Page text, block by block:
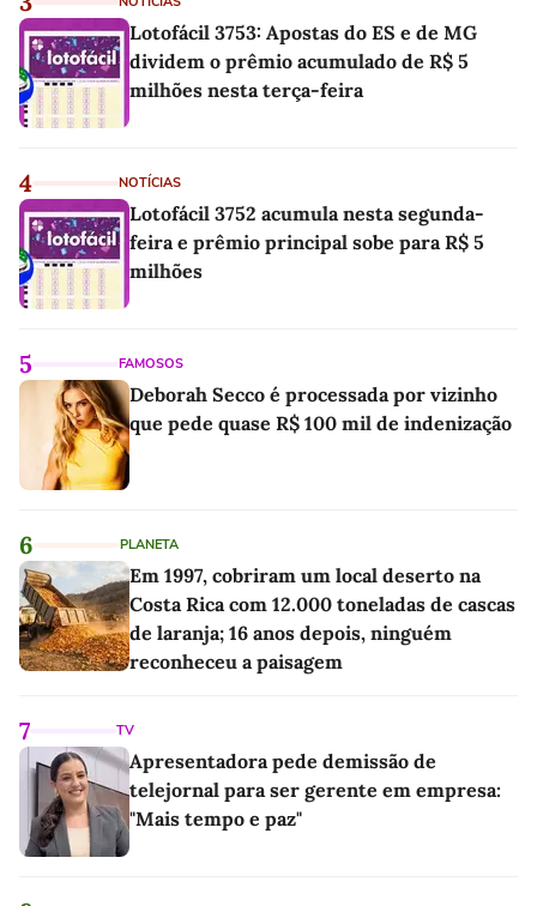
Lotofácil 3753: Apostas do ES e de MG
dividem o prêmio acumulado de R$ 5
milhões nesta terça-feira
4 NOTÍCIAS
Lotofácil 3752 acumula nesta segunda-
feira e prêmio principal sobe para R$ 5
milhões
5 FAMOSOS
Deborah Secco é processada por vizinho
que pede quase R$ 100 mil de indenização
6 PLANETA
Em 1997, cobriram um local deserto na
Costa Rica com 12.000 toneladas de cascas
de laranja; 16 anos depois, ninguém
reconheceu a paisagem
7 TV
Apresentadora pede demissão de
telejornal para ser gerente em empresa:
"Mais tempo e paz"